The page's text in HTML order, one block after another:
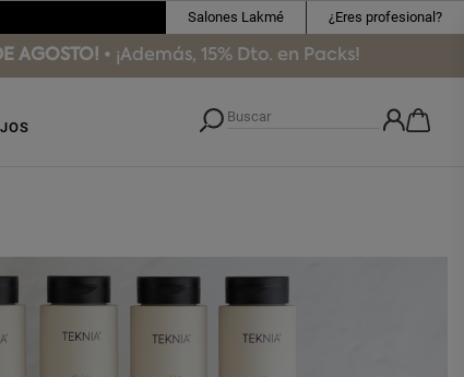
• ¡Además, 15% Dto. en Packs!
Salones Lakmé ¿Eres profesional?